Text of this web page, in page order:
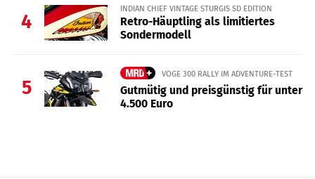
4
INDIAN CHIEF VINTAGE STURGIS SD EDITION
Retro-Häuptling als limitiertes
Sondermodell
5
VOGE 300 RALLY IM ADVENTURE-TEST
Gutmütig und preisgünstig für unter
4.500 Euro